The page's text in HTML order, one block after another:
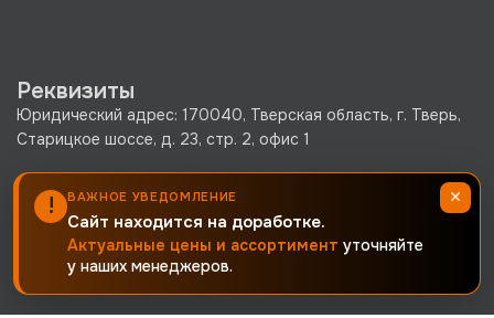
Реквизиты
Юридический адрес: 170040, Тверская область, г. Тверь,
Старицкое шоссе, д. 23, стр. 2, офис 1
ООО «КРЕПКО.РУ» ОГРН 1256900002380 · ИНН
6900019171 · КПП 690001001
Политика конфиденциальности
Согласие на обработку персональных данных
! ВАЖНОЕ УВЕДОМЛЕНИЕ
Сайт находится на доработке.
Актуальные цены и ассортимент уточняйте
у наших менеджеров.
×